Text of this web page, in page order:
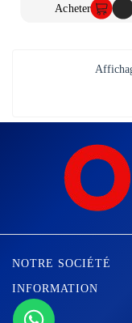
Acheter
NOTRE SOCIÉTÉ
INFORMATION